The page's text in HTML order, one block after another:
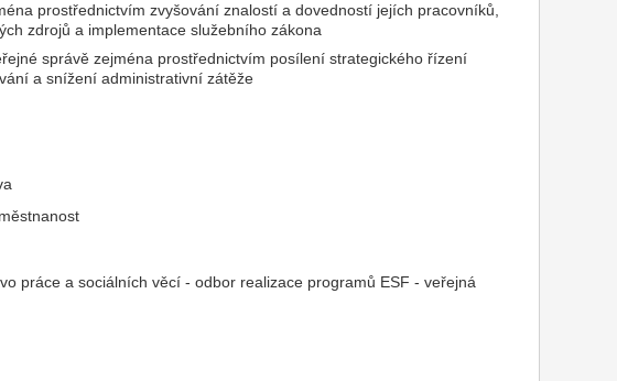
prostřednictvím zvyšování znalostí a dovedností jejích pracovníků,
zdrojů a implementace služebního zákona
správě zejména prostřednictvím posílení strategického řízení
a snížení administrativní zátěže
práce a sociálních věcí - odbor realizace programů ESF - veřejná